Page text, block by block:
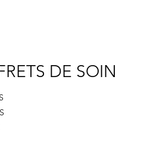
DE SOIN